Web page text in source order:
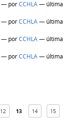
— porCCHLA— última
— porCCHLA— última
— porCCHLA— última
— porCCHLA— última
12 13 14
15